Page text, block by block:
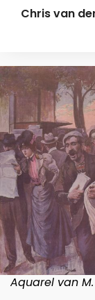
Chris van
Aquarel van